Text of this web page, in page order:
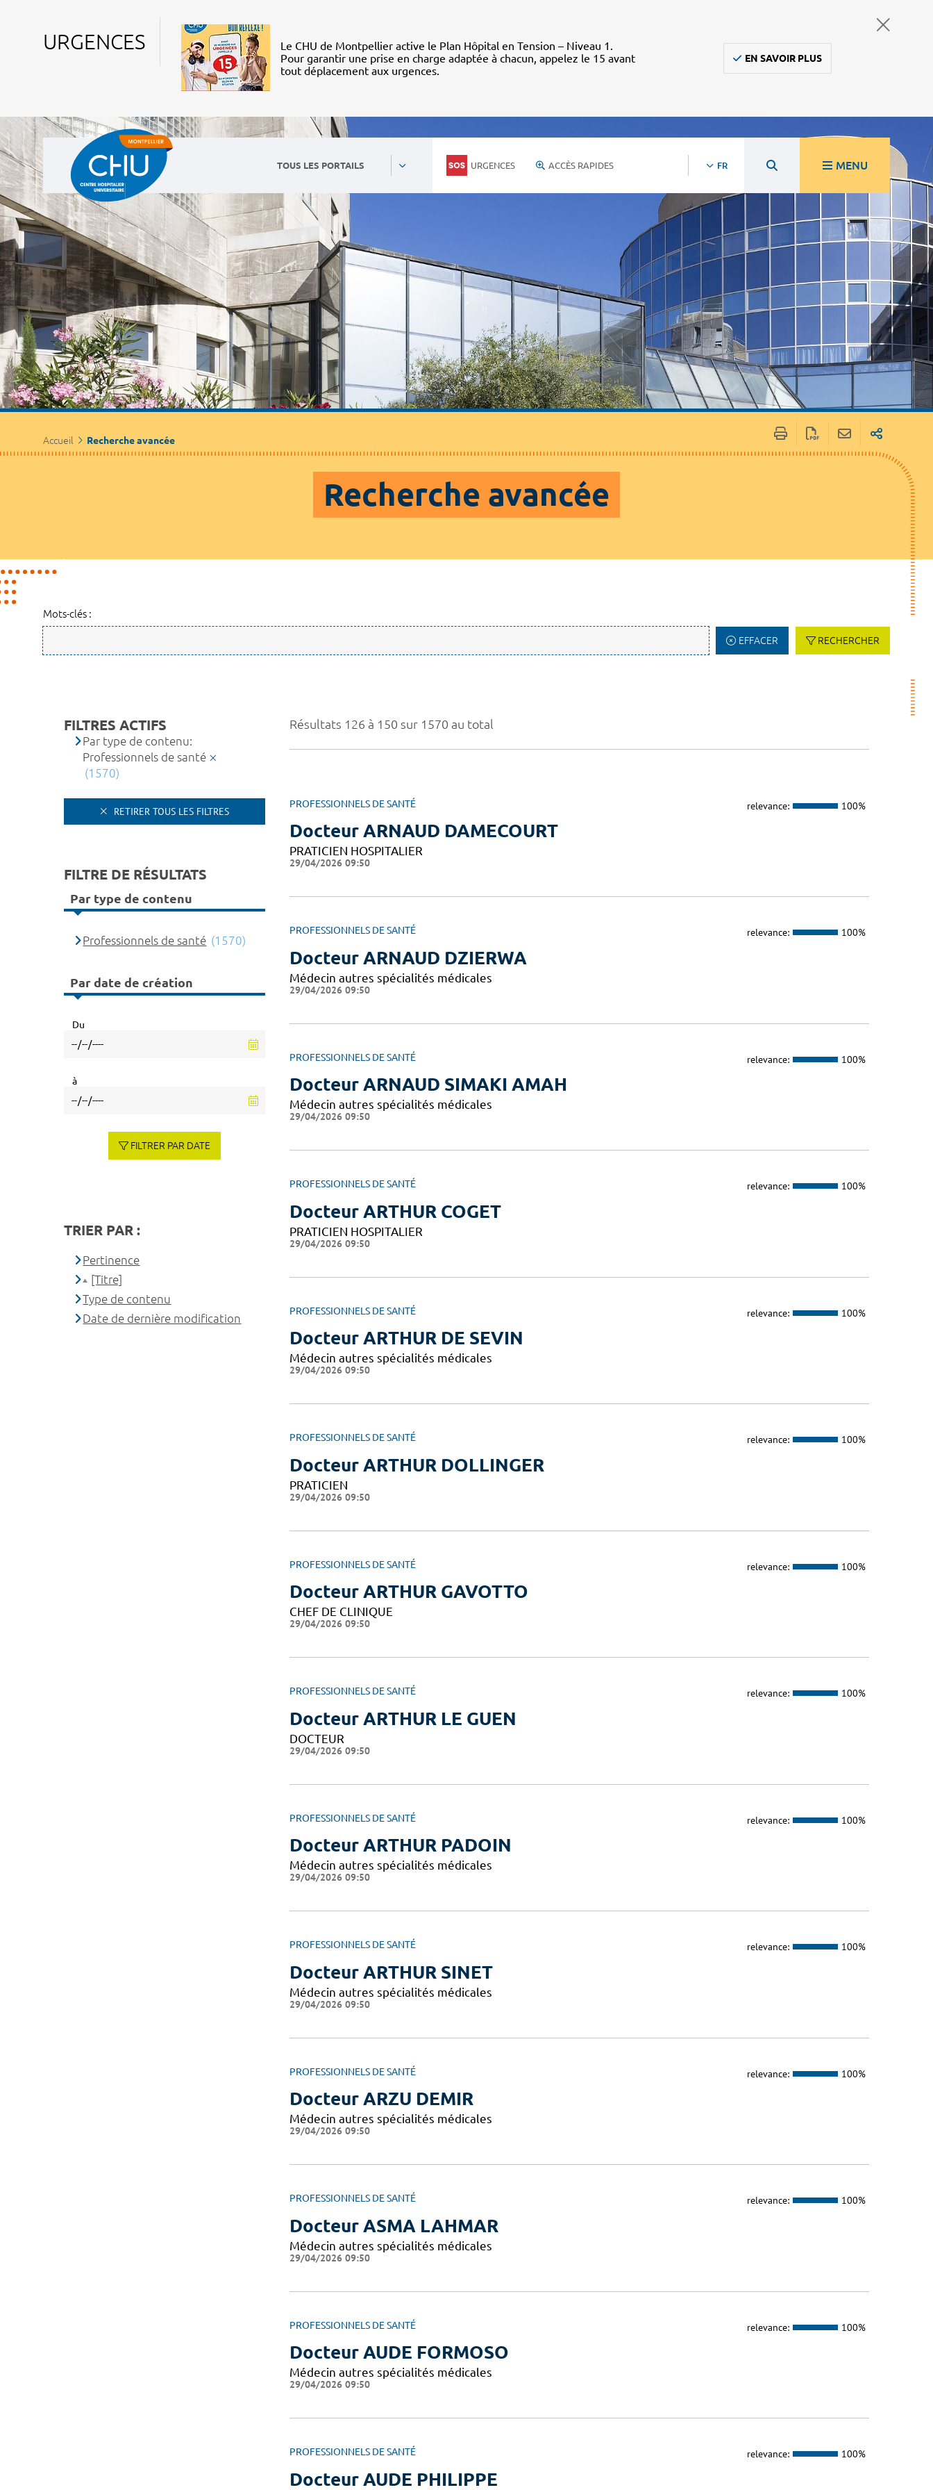
URGENCES
Le CHU de Montpellier active le Plan Hôpital en Tension – Niveau 1.
Pour garantir une prise en charge adaptée à chacun, appelez le 15 avant
tout déplacement aux urgences.
EN SAVOIR PLUS
TOUS LES PORTAILS URGENCES ACCÈS RAPIDES FR MENU
Accueil Recherche avancée
Recherche avancée
Mots-clés :
EFFACER RECHERCHER
Résultats 126 à 150 sur 1570 au total
PROFESSIONNELS DE SANTÉ relevance: 100%
Docteur ARNAUD DAMECOURT
PRATICIEN HOSPITALIER
29/04/2026 09:50
PROFESSIONNELS DE SANTÉ relevance: 100%
Docteur ARNAUD DZIERWA
Médecin autres spécialités médicales
29/04/2026 09:50
PROFESSIONNELS DE SANTÉ relevance: 100%
Docteur ARNAUD SIMAKI AMAH
Médecin autres spécialités médicales
29/04/2026 09:50
PROFESSIONNELS DE SANTÉ relevance: 100%
Docteur ARTHUR COGET
PRATICIEN HOSPITALIER
29/04/2026 09:50
PROFESSIONNELS DE SANTÉ relevance: 100%
Docteur ARTHUR DE SEVIN
Médecin autres spécialités médicales
29/04/2026 09:50
PROFESSIONNELS DE SANTÉ relevance: 100%
Docteur ARTHUR DOLLINGER
PRATICIEN
29/04/2026 09:50
PROFESSIONNELS DE SANTÉ relevance: 100%
Docteur ARTHUR GAVOTTO
CHEF DE CLINIQUE
29/04/2026 09:50
PROFESSIONNELS DE SANTÉ relevance: 100%
Docteur ARTHUR LE GUEN
DOCTEUR
29/04/2026 09:50
PROFESSIONNELS DE SANTÉ relevance: 100%
Docteur ARTHUR PADOIN
Médecin autres spécialités médicales
29/04/2026 09:50
PROFESSIONNELS DE SANTÉ relevance: 100%
Docteur ARTHUR SINET
Médecin autres spécialités médicales
29/04/2026 09:50
PROFESSIONNELS DE SANTÉ relevance: 100%
Docteur ARZU DEMIR
Médecin autres spécialités médicales
29/04/2026 09:50
PROFESSIONNELS DE SANTÉ relevance: 100%
Docteur ASMA LAHMAR
Médecin autres spécialités médicales
29/04/2026 09:50
PROFESSIONNELS DE SANTÉ relevance: 100%
Docteur AUDE FORMOSO
Médecin autres spécialités médicales
29/04/2026 09:50
PROFESSIONNELS DE SANTÉ relevance: 100%
Docteur AUDE PHILIPPE
FILTRES ACTIFS
Par type de contenu:
Professionnels de santé
(1570)
RETIRER TOUS LES FILTRES
FILTRE DE RÉSULTATS
Par type de contenu
Professionnels de santé (1570)
Par date de création
Du
à
FILTRER PAR DATE
TRIER PAR :
Pertinence
[Titre]
Type de contenu
Date de dernière modification